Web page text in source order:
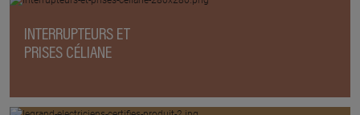
INTERRUPTEURS ET
PRISES CÉLIANE